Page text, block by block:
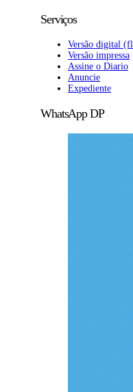
Serviços
Versão digital
Versão impressa
Assine o Diario
Anuncie
Expediente
WhatsApp DP